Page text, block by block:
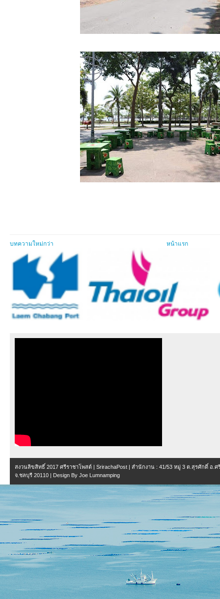
บทความใหม่กว่า หน้าแรก
สงวนลิขสิทธิ์ 2017 ศรีราชาโพสต์ | SrirachaPost | สำนักงาน : 41/53 หมู่ 3 ต.สุรศักดิ์ อ.ศ
จ.ชลบุรี 20110 | Design By Joe Lumnamping